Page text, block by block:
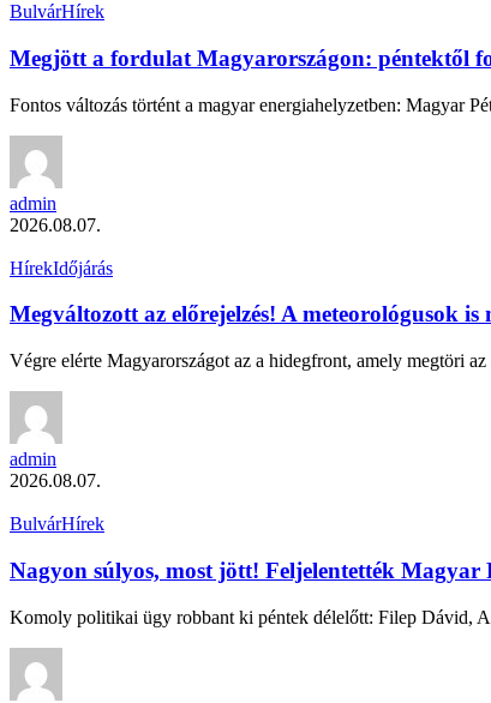
BulvárHírek
Megjött a fordulat Magyarországon: péntektől
Fontos változás történt a magyar energiahelyzetben: Magyar
admin
2026.08.07.
HírekIdőjárás
Megváltozott az előrejelzés! A meteorológusok
Végre elérte Magyarországot az a hidegfront, amely megtöri
admin
2026.08.07.
BulvárHírek
Nagyon súlyos, most jött! Feljelentették
Komoly politikai ügy robbant ki péntek délelőtt: Filep Dávid,